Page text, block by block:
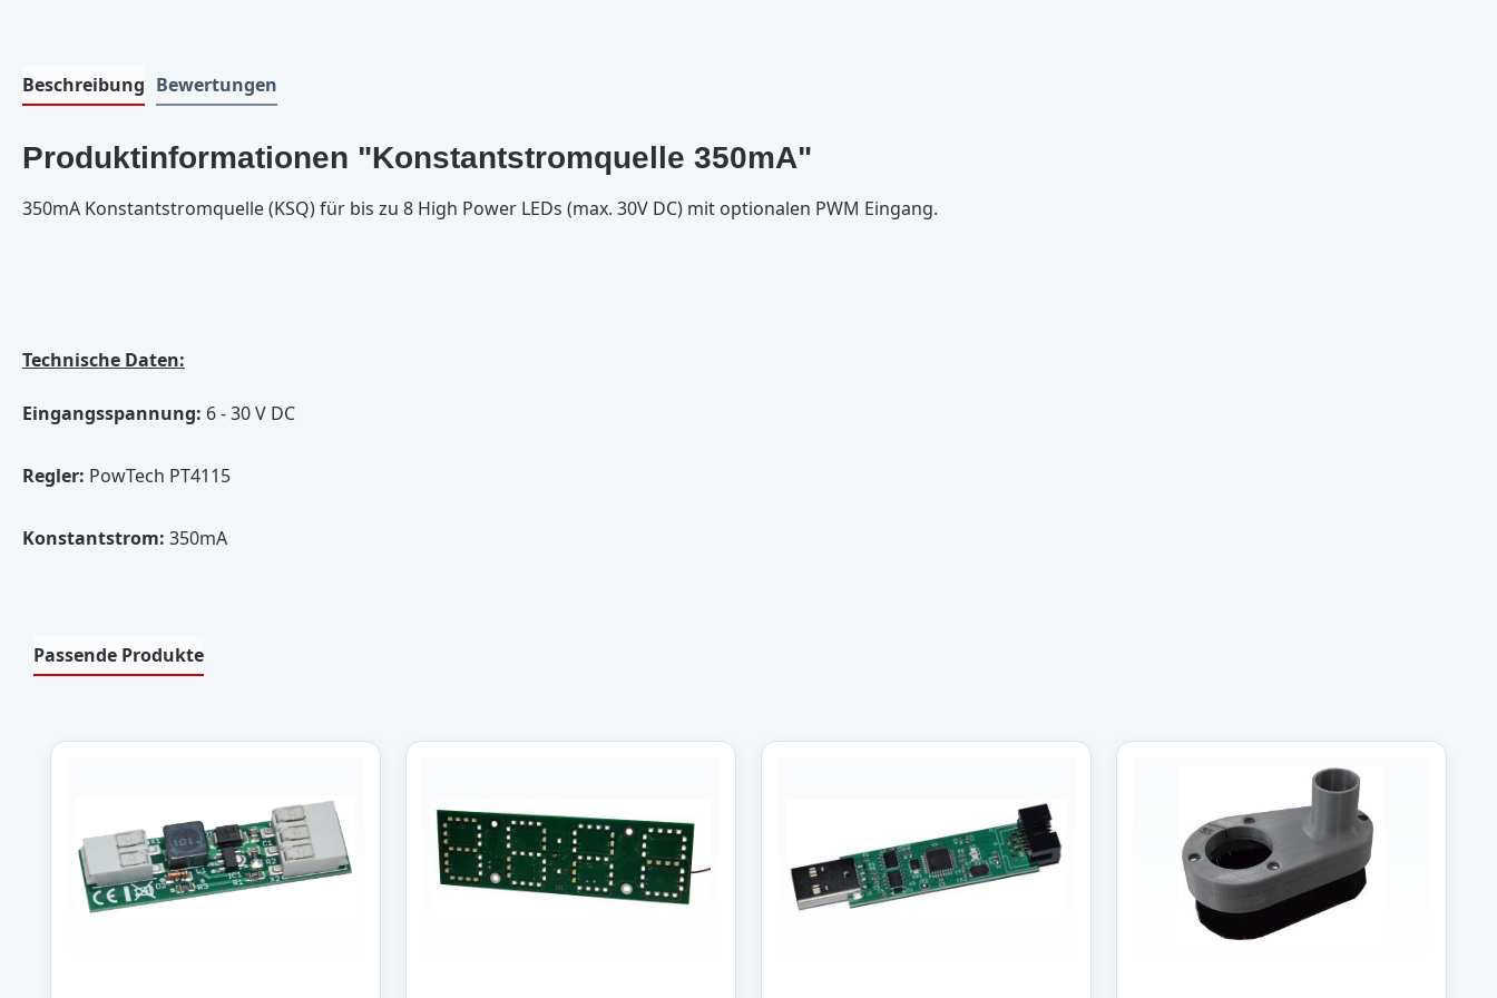
Beschreibung Bewertungen
Produktinformationen "Konstantstromquelle 350mA"
350mA Konstantstromquelle (KSQ) für bis zu 8 High Power LEDs (max. 30V DC) mit optionalen PWM Eingang.
Technische Daten:
Eingangsspannung: 6 - 30 V DC
Regler: PowTech PT4115
Konstantstrom: 350mA
Passende Produkte